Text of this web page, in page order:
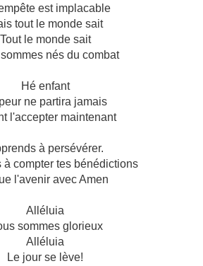
est implacable
tout le monde sait
Tout le monde sait
nés du combat
Hé enfant
ne partira jamais
l'accepter maintenant
à persévérer.
à compter tes bénédictions
l'avenir avec Amen
Alléluia
sommes glorieux
Alléluia
Le jour se lève!